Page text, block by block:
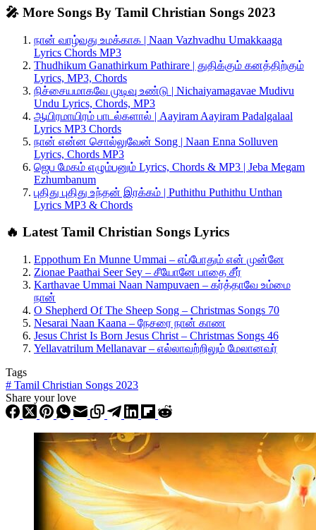
🎤 More Songs By Tamil Christian Songs 2023
நான் வாழ்வது உமக்காக | Naan Vazhvadhu Umakkaaga
Lyrics Chords MP3
Thudhikum Ganathirkum Pathirare | துதிக்கும் கனத்திற்கும்
Lyrics, MP3, Chords
நிச்சையமாகவே முடிவு உண்டு | Nichaiyamagavae Mudivu
Undu Lyrics, Chords, MP3
ஆயிரமாயிரம் பாடல்களால் | Aayiram Aayiram Padalgalaal
Lyrics MP3 Chords
நான் என்ன சொல்லுவேன் Song | Naan Enna Solluven
Lyrics, Chords MP3
ஜெப மேகம் எழும்பனும் Lyrics, Chords & MP3 | Jeba Megam
Ezhumbanum
புதிது புதிது உந்தன் இரக்கம் | Puthithu Puthithu Unthan
Lyrics MP3 & Chords
🔥 Latest Tamil Christian Songs Lyrics
Eppothum En Munne Ummai – எப்போதும் என் முன்னே
Zionae Paathai Seer Sey – சீயோனே பாதை சீர்
Karthavae Ummai Naan Nampuvaen – கர்த்தாவே உம்மை
நான்
O Shepherd Of The Sheep Song – Christmas Songs 70
Nesarai Naan Kaana – நேசரை நான் காண
Jesus Christ Is Born Jesus Christ – Christmas Songs 46
Yellavatrilum Mellanavar – எல்லாவற்றிலும் மேலானவர்
Tags
# Tamil Christian Songs 2023
Share your love